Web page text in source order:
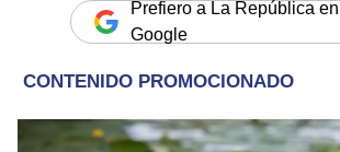
Prefiero a La República en
Google